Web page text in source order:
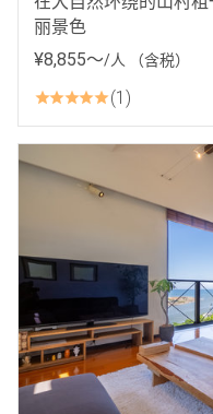
丽景色
¥8,855〜/人 （含税）
1